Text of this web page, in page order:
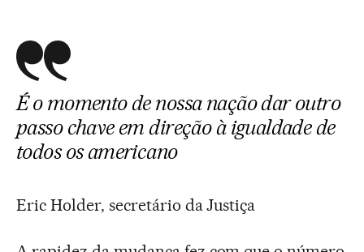
É o momento de nossa nação dar outro
passo chave em direção à igualdade de
todos os americano
Eric Holder, secretário da Justiça